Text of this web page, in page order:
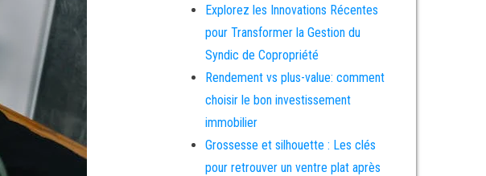
Explorez les Innovations Récentes
pour Transformer la Gestion du
Syndic de Copropriété
Rendement vs plus-value: comment
choisir le bon investissement
immobilier
Grossesse et silhouette : Les clés
pour retrouver un ventre plat après